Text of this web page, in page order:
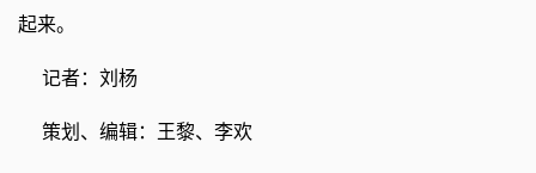
起来。
记者：刘杨
策划、编辑：王黎、李欢